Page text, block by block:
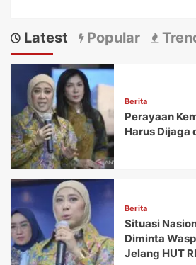
Latest Popular
Berita
Perayaan
Harus Dijaga
Berita
Situasi
Diminta
Jelang HUT RI